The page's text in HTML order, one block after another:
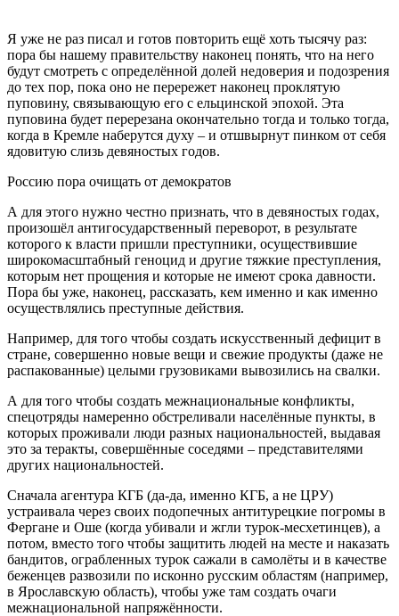
Я уже не раз писал и готов повторить ещё хоть тысячу раз:
пора бы нашему правительству наконец понять, что на него
будут смотреть с определённой долей недоверия и подозрения
до тех пор, пока оно не перережет наконец проклятую
пуповину, связывающую его с ельцинской эпохой. Эта
пуповина будет перерезана окончательно тогда и только тогда,
когда в Кремле наберутся духу – и отшвырнут пинком от себя
ядовитую слизь девяностых годов.
Россию пора очищать от демократов
А для этого нужно честно признать, что в девяностых годах,
произошёл антигосударственный переворот, в результате
которого к власти пришли преступники, осуществившие
широкомасштабный геноцид и другие тяжкие преступления,
которым нет прощения и которые не имеют срока давности.
Пора бы уже, наконец, рассказать, кем именно и как именно
осуществлялись преступные действия.
Например, для того чтобы создать искусственный дефицит в
стране, совершенно новые вещи и свежие продукты (даже не
распакованные) целыми грузовиками вывозились на свалки.
А для того чтобы создать межнациональные конфликты,
спецотряды намеренно обстреливали населённые пункты, в
которых проживали люди разных национальностей, выдавая
это за теракты, совершённые соседями – представителями
других национальностей.
Сначала агентура КГБ (да-да, именно КГБ, а не ЦРУ)
устраивала через своих подопечных антитурецкие погромы в
Фергане и Оше (когда убивали и жгли турок-месхетинцев), а
потом, вместо того чтобы защитить людей на месте и наказать
бандитов, ограбленных турок сажали в самолёты и в качестве
беженцев развозили по исконно русским областям (например,
в Ярославскую область), чтобы уже там создать очаги
межнациональной напряжённости.